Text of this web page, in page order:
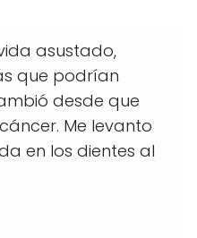
asustado,
que podrían
desde que
Me levanto
en los dientes al